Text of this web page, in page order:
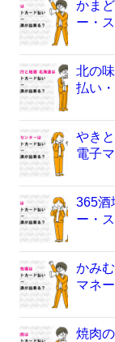
かま
ー・
北の
払い
やき
電子
365酒
ー・
かみ
マネ
焼肉